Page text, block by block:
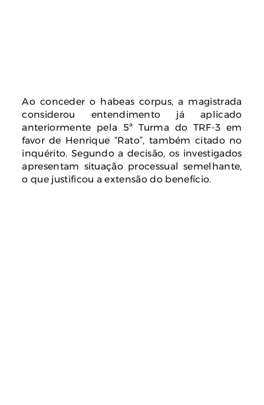
Ao conceder o habeas corpus, a magistrada
considerou entendimento já aplicado
anteriormente pela 5ª Turma do TRF-3 em
favor de Henrique “Rato”, também citado no
inquérito. Segundo a decisão, os investigados
apresentam situação processual semelhante,
o que justificou a extensão do benefício.